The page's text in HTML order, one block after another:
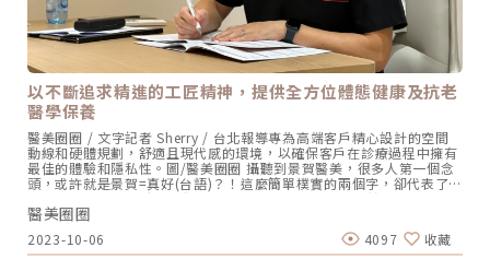
脂肪仍頑強存在。若想加速雕塑腰腹曲線，可考慮運用醫美體雕課程消
除局部肥厚皮下脂肪，打造更纖瘦好看的腰身線條。第二名：女性最怕
的鬆弛部位／大腿內側外側、手臂蝴蝶袖手臂、腿部等部位易堆積脂
肪，特別是蝴蝶袖、副乳區域，常讓人困擾。隨著皮膚彈性下降，鬆弛
問題更明顯，即使減重成功，線條仍可能顯得無力。體雕課程透過專業
技術，能有效緊實肌膚、改善鬆弛，精準塑造理想身形。第三名：年輕
曲線的關鍵／蜜桃臀、微笑線現在骨感已經不是世人認為的美麗標準，
反而許多女性嚮往擁有緊緻挺翹的蜜桃臀、微笑線展現健康活力。然
而，久坐與缺乏運動容易導致臀部下垂鬆弛，缺乏支撐力，即使健身也
未必達到理想效果。透過專業體雕課程，可有效減少臀部多餘脂肪，增
強肌肉力量與彈性，打造完美臀形。醫美體雕課程有用嗎？這些部位適
合哪種療程？想要實現「局部瘦」的理想，現代有很多人會選擇直接採
用醫美體雕，幫助自己更輕鬆打造理想體態。而目前芯漾皮膚科也引進
了多台體雕儀器：冷凍減脂、EMSCULPT NEo、EMBODY核心美力，
提供不同治療需求的族群，都能找到合適的治療方案。（圖／芯漾皮膚
科暨醫學美容中心-楊心怡醫師提供）▌CoolSculpting EliteÂ 冷凍減
以不斷追求精進的工匠精神，提供全方位體態健康及抗老
醫學保養
醫美圈圈 / 文字記者 Sherry / 台北報導專為高端客戶精心設計的空間
動線和硬體規劃，舒適且現代感的環境，以確保客戶在診療過程中擁有
最佳的體驗和隱私性。圖/醫美圈圈 攝聽到景賀醫美，很多人第一個念
頭，或許就是景賀=真好(台語)？！這麼簡單樸實的兩個字，卻代表了
景賀20多年來，堅持匠心獨具的「醫美職人」精神，不斷追求更精進的
醫療水準，提供由內到外全方位抗老化醫學保養」，讓每個踏進景賀的
客人，都能撕掉年齡的標籤，活出最美的自己！沒有工匠精神，肯定做
不好醫美職人！完整的全方位抗老化醫學保養，解密你的逆齡肌因，開
啟精準美學之旅。圖/醫美圈圈 攝什麼是工匠精神？就是追求極致的精
醫美圈圈
2023-10-06 4097 收藏